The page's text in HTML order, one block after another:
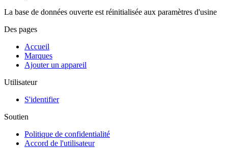
La base de données ouverte est réinitialisée aux paramètres d'usine
Des pages
Accueil
Marques
Ajouter un appareil
Utilisateur
S'identifier
Soutien
Politique de confidentialité
Accord de l'utilisateur